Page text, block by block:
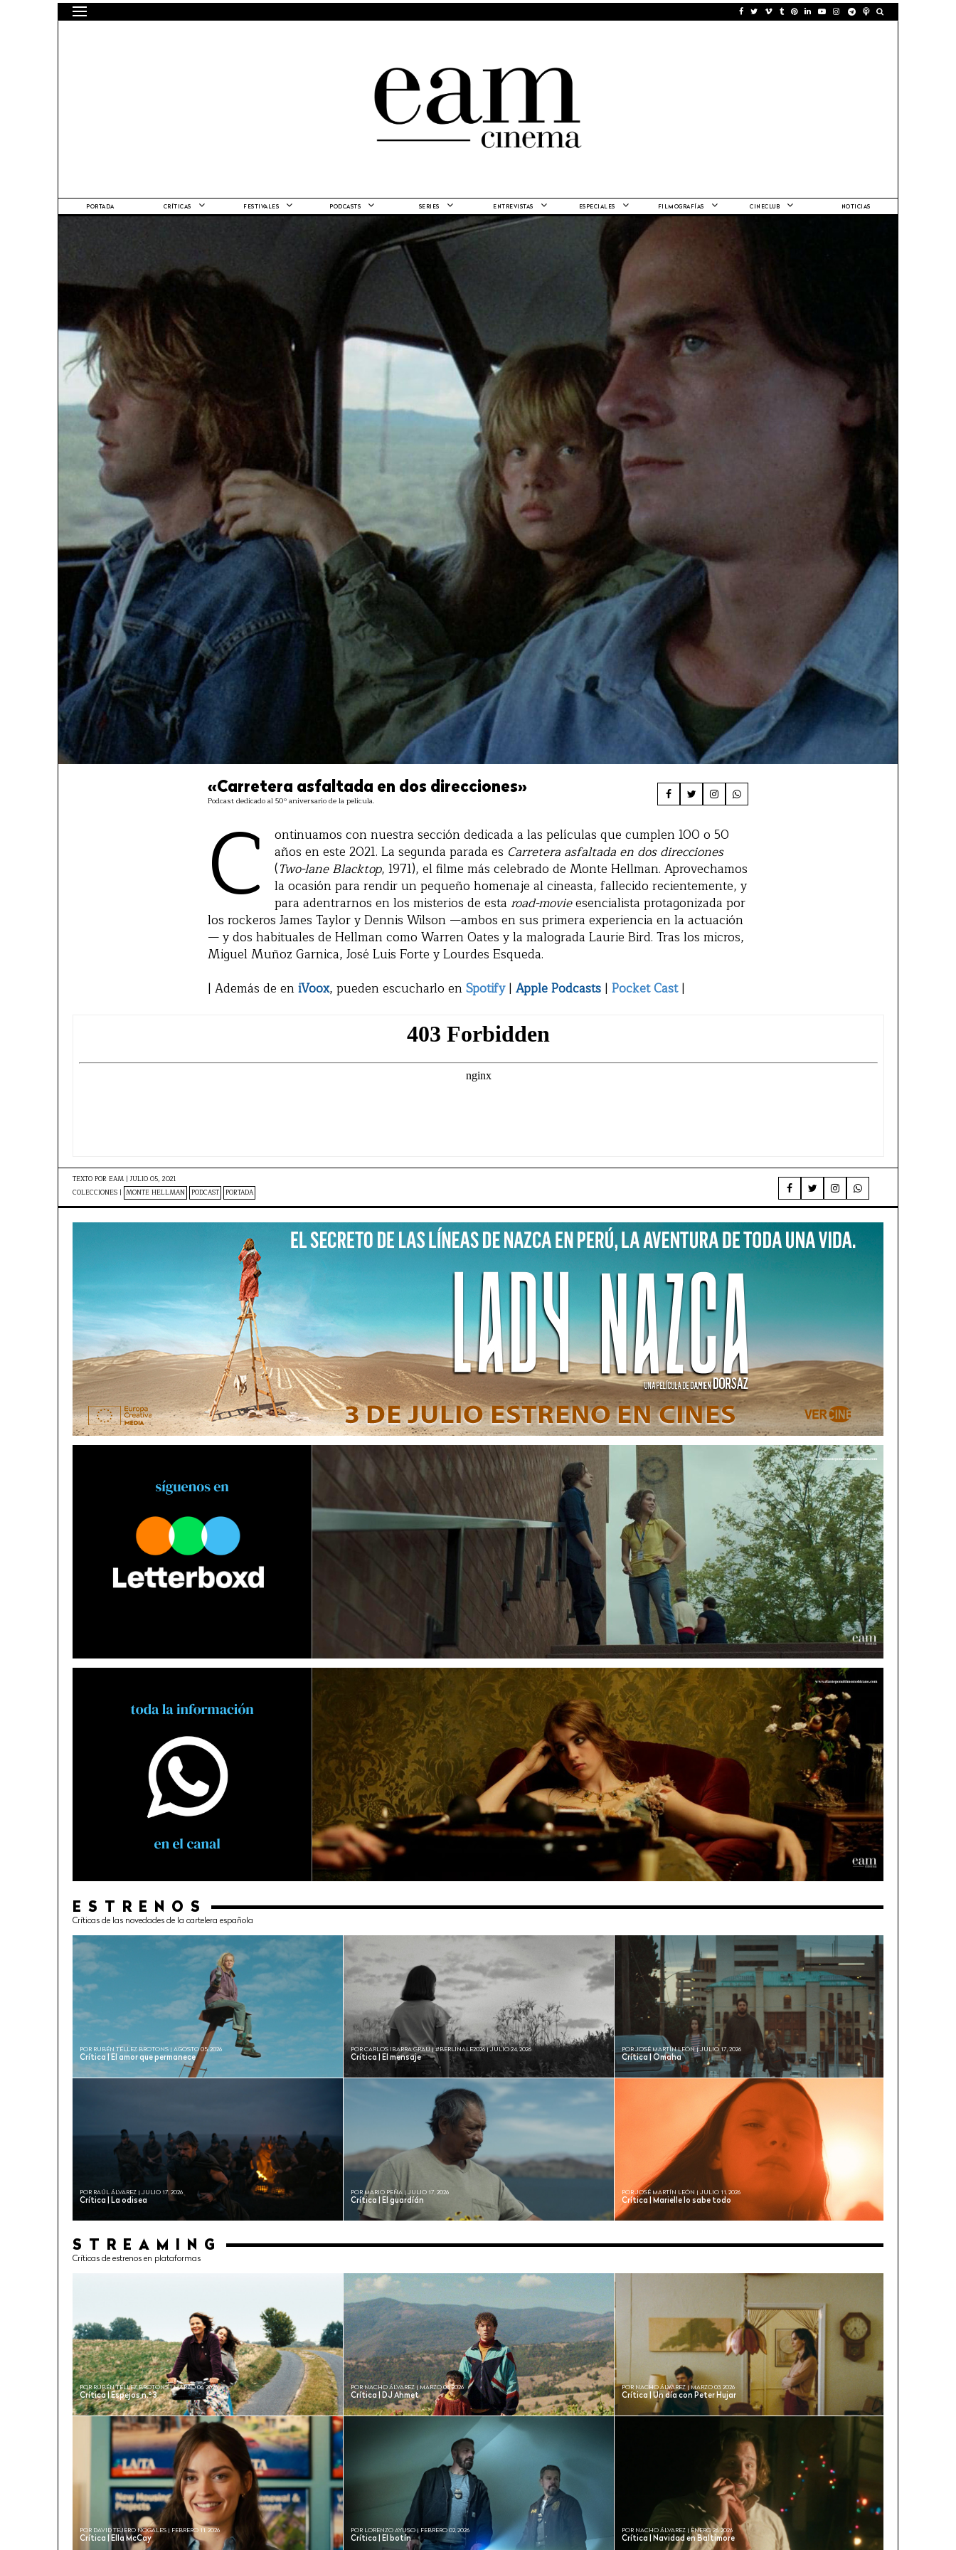
PORTADA CRÍTICAS FESTIVALES PODCASTS SERIES ENTREVISTAS ESPECIALES FILMOGRAFÍAS CINECLUB NOTICIAS
«Carretera asfaltada en dos direcciones»
Podcast dedicado al 50º aniversario de la película.
C
ontinuamos con nuestra sección dedicada a las películas que cumplen 100 o 50
años en este 2021. La segunda parada es Carretera asfaltada en dos direcciones
(Two-lane Blacktop, 1971), el filme más celebrado de Monte Hellman. Aprovechamos
la ocasión para rendir un pequeño homenaje al cineasta, fallecido recientemente, y
para adentrarnos en los misterios de esta road-movieesencialista protagonizada por
los rockeros James Taylor y Dennis Wilson —ambos en sus primera experiencia en la actuación
— y dos habituales de Hellman como Warren Oates y la malograda Laurie Bird. Tras los micros,
Miguel Muñoz Garnica, José Luis Forte y Lourdes Esqueda.
| Además de eniVoox, pueden escucharlo enSpotify| Apple Podcasts | Pocket Cast|
TEXTO POR EAM | JULIO 05, 2021
COLECCIONES | MONTE HELLMAN PODCAST PORTADA
ESTRENOS
Críticas de las novedades de la cartelera española
Crítica | El amor que permanece
POR RUBÉN TÉLLEZ BROTONS | AGOSTO 05, 2026
Crítica | El mensaje
POR CARLOS IBARRA GRAU | #BERLINALE2026 | JULIO 24, 2026
Crítica | Omaha
POR JOSÉ MARTÍN LEÓN | JULIO 17, 2026
Crítica | La odisea
POR RAÚL ÁLVAREZ | JULIO 17, 2026
Crítica | El guardíán
POR MARIO PEÑA | JULIO 17, 2026
Crítica | Marielle lo sabe todo
POR JOSÉ MARTÍN LEÓN | JULIO 11, 2026
STREAMING
Críticas de estrenos en plataformas
Crítica | Espejos n.º 3
POR RUBÉN TÉLLEZ BROTONS | MARZO 06, 2026
Crítica | DJ Ahmet
POR NACHO ÁLVAREZ | MARZO 03, 2026
Crítica | Un día con Peter Hujar
POR NACHO ÁLVAREZ | MARZO 03, 2026
Crítica | Ella McCay
POR DAVID TEJERO NOGALES | FEBRERO 11, 2026
Crítica | El botín
POR LORENZO AYUSO | FEBRERO 02, 2026
Crítica | Navidad en Baltimore
POR NACHO ÁLVAREZ | ENERO 26, 2026